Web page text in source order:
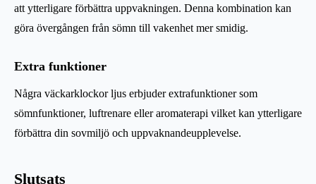
att ytterligare förbättra uppvakningen. Denna kombination kan
göra övergången från sömn till vakenhet mer smidig.
Extra funktioner
Några väckarklockor ljus erbjuder extrafunktioner som
sömnfunktioner, luftrenare eller aromaterapi vilket kan ytterligare
förbättra din sovmiljö och uppvaknandeupplevelse.
Slutsats